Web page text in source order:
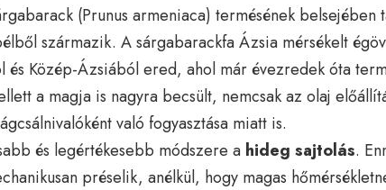
(Prunus armeniaca) termésének belsejében
származik. A sárgabarackfa Ázsia mérsékelt
Közép-Ázsiából ered, ahol már évezredek óta
a magja is nagyra becsült, nemcsak az olaj
való fogyasztása miatt is.
és legértékesebb módszere a hideg sajtolás.
préselik, anélkül, hogy magas